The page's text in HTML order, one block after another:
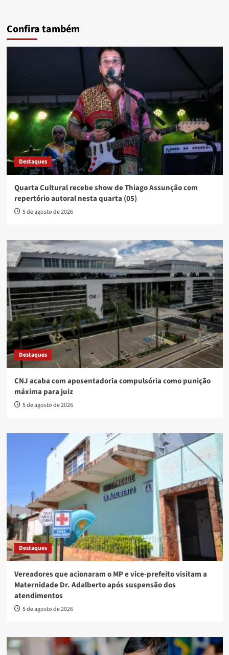
Confira também
Destaques
Quarta Cultural recebe show de Thiago Assunção com
repertório autoral nesta quarta (05)
5 de agosto de 2026
Destaques
CNJ acaba com aposentadoria compulsória como punição
máxima para juiz
5 de agosto de 2026
Destaques
Vereadores que acionaram o MP e vice-prefeito visitam a
Maternidade Dr. Adalberto após suspensão dos
atendimentos
5 de agosto de 2026